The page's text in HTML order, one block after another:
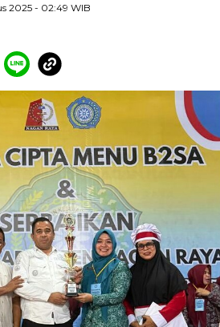
2025 - 02:49 WIB